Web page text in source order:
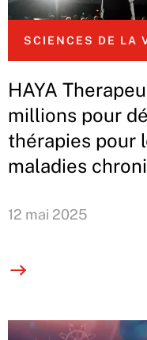
SCIENCES DE LA
HAYA
millions pour
thérapies pour
maladies
12 mai 2025